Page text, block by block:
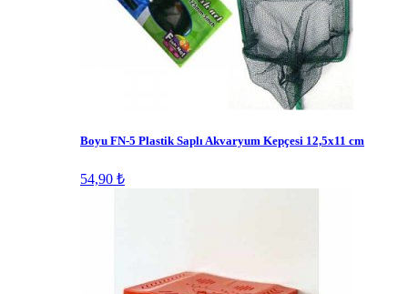
Boyu FN-5 Plastik Saplı Akvaryum Kepçesi 12,5x11 cm
54,90 ₺